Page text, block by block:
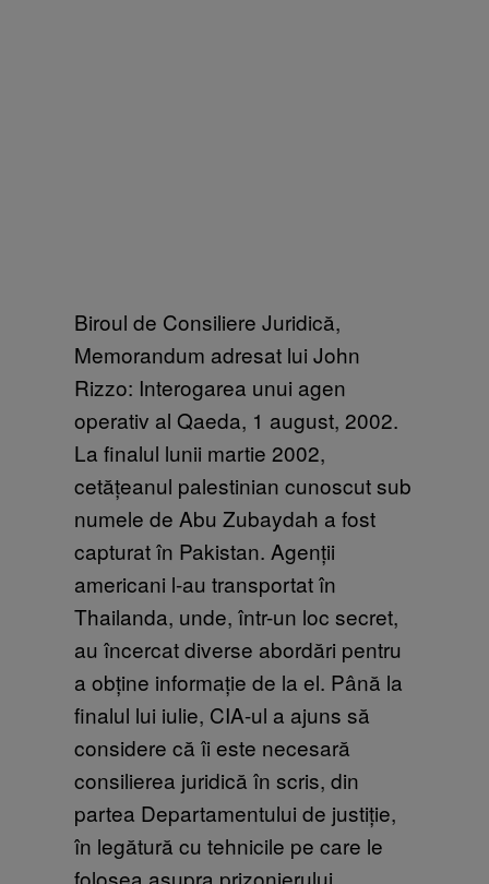
Biroul de Consiliere Juridică,
Memorandum adresat lui John
Rizzo: Interogarea unui agen
operativ al Qaeda, 1 august, 2002.
La finalul lunii martie 2002,
cetățeanul palestinian cunoscut sub
numele de Abu Zubaydah a fost
capturat în Pakistan. Agenții
americani l-au transportat în
Thailanda, unde, într-un loc secret,
au încercat diverse abordări pentru
a obține informație de la el. Până la
finalul lui iulie, CIA-ul a ajuns să
considere că îi este necesară
consilierea juridică în scris, din
partea Departamentului de justiție,
în legătură cu tehnicile pe care le
folosea asupra prizonierului